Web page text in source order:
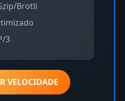
Brotli
3
VELOCIDADE